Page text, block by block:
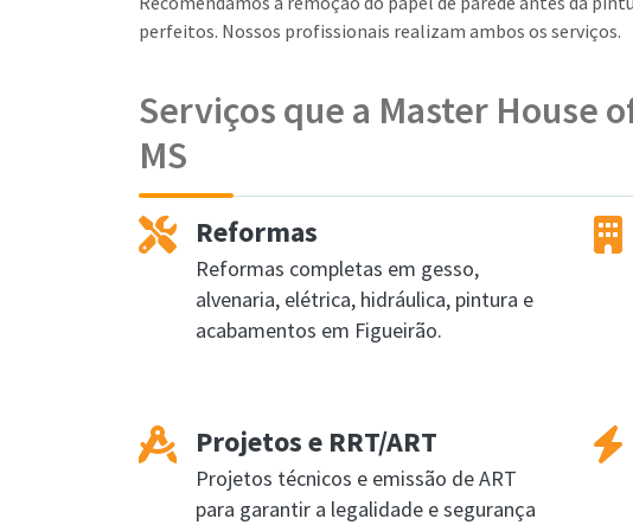
perfeitos. Nossos profissionais realizam ambos os serviços.
Serviços que a Master House
MS
Reformas
Reformas completas em gesso,
alvenaria, elétrica, hidráulica, pintura e
acabamentos em Figueirão.
Projetos e RRT/ART
Projetos técnicos e emissão de ART
para garantir a legalidade e segurança